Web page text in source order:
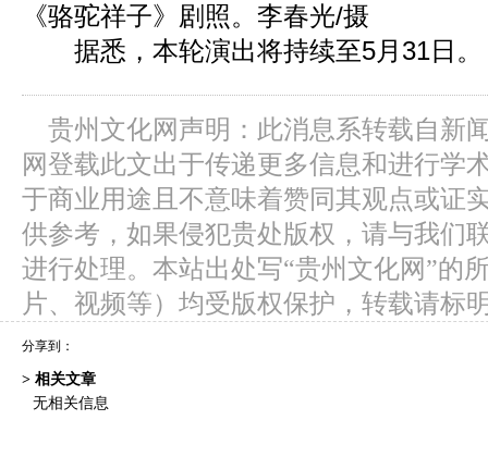
《骆驼祥子》剧照。李春光/摄
据悉，本轮演出将持续至5月31日。
贵州文化网声明：此消息系转载自新
网登载此文出于传递更多信息和进行学
于商业用途且不意味着赞同其观点或证
供参考，如果侵犯贵处版权，请与我们
进行处理。本站出处写“贵州文化网”的
片、视频等）均受版权保护，转载请标
分享到：
> 相关文章
无相关信息